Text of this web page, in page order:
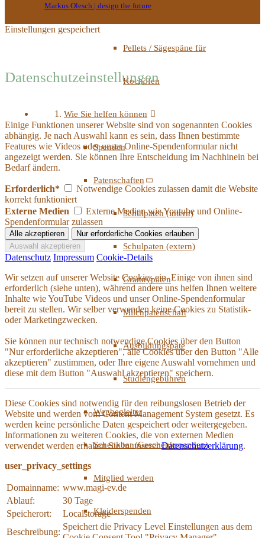
Pellets / Sägespäne für
Kochöfen
Wie Sie helfen können
Spenden
Patenschaften
Schulpaten (intern)
Schulpaten (extern)
Grannypaten
Milchpatenschaft
Ausbildungspate
Studiengebühren
Wegbegleiter
Schenkbar (Geschenkspenden)
Mitglied werden
Kleiderspenden
Markus Olesch | design the future
Einstellungen gespeichert
Datenschutzeinstellungen
Einige Funktionen unserer Website sind von sogenannten Cookies
abhängig. Je nach Auswahl kann es sein, dass Ihnen bestimmte
Features wie Videos oder unser Online-Spendenformular nicht
angezeigt werden. Sie können Ihre Entscheidung im Nachhinein bei
Bedarf ändern.
Erforderlich*
Notwendige Cookies zulassen damit die Website
korrekt funktioniert
Externe Medien
Externe Medien wie Youtube und Online-
Spendenformular zulassen
Datenschutz Impressum Cookie-Details
Wir setzen auf unserer Website Cookies ein. Einige von ihnen sind
erforderlich (siehe unten), während andere uns helfen Ihnen weitere
Inhalte wie YouTube Videos und unser Online-Spendenformular
bereit zu stellen. Wir selber verwenden keine Cookies zu Statistik-
oder Marketingzwecken.
Sie können nur technisch notwendige Cookies über den Button
"Nur erforderliche akzeptieren", alle Cookies über den Button "Alle
akzeptieren" zustimmen, oder Ihre eigene Auswahl vornehmen und
diese mit dem Button "Auswahl akzeptieren" speichern.
Diese Cookies sind notwendig für den reibungslosen Betrieb der
Website und werden vom Content Management System gesetzt. Es
werden keine persönliche Daten gespeichert oder weitergegeben.
Informationen zu weiteren Cookies, die von externen Medien
verwendet werden erhalten Sie in unsererDatenschutzerklärung.
user_privacy_settings
Domainname: www.magi-ev.de
Ablauf:
30 Tage
Speicherort:
Localstorage
Beschreibung:
Speichert die Privacy Level Einstellungen aus dem